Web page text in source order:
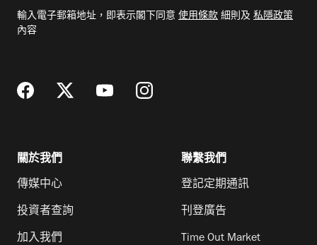
郵
輸入電子郵箱地址，即表示閣下同意 使用條款 細則及 私隱政策
內容
關於我們
傳媒中心
投資者查詢
加入我們
聯繫我們
登記定期通訊
刊登廣告
Time Out Market